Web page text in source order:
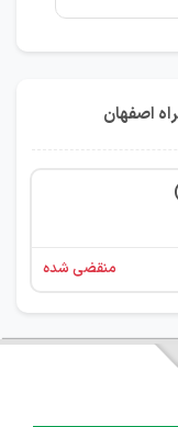
اصفهان
منقضی شده